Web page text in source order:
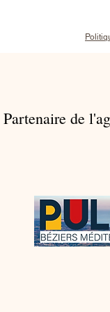
Partenaire de